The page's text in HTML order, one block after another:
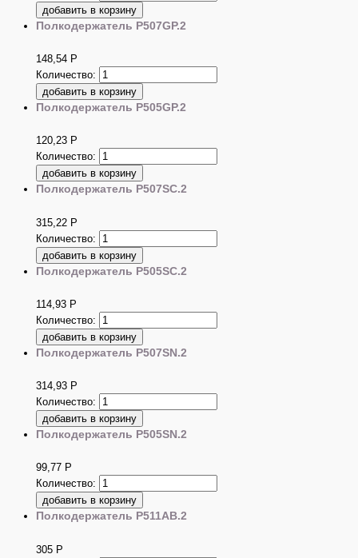
Полкодержатель P507GP.2
148,54 Р
Количество:
Полкодержатель P505GP.2
120,23 Р
Количество:
Полкодержатель P507SC.2
315,22 Р
Количество:
Полкодержатель P505SC.2
114,93 Р
Количество:
Полкодержатель P507SN.2
314,93 Р
Количество:
Полкодержатель P505SN.2
99,77 Р
Количество:
Полкодержатель P511AB.2
305 Р